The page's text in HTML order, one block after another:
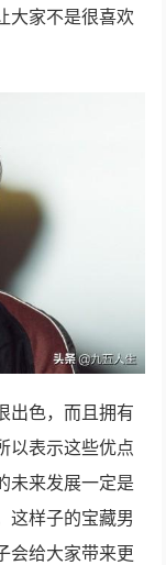
大家不是很喜欢
出色，而且拥有
以表示这些优点
未来发展一定是
这样子的宝藏男
会给大家带来更